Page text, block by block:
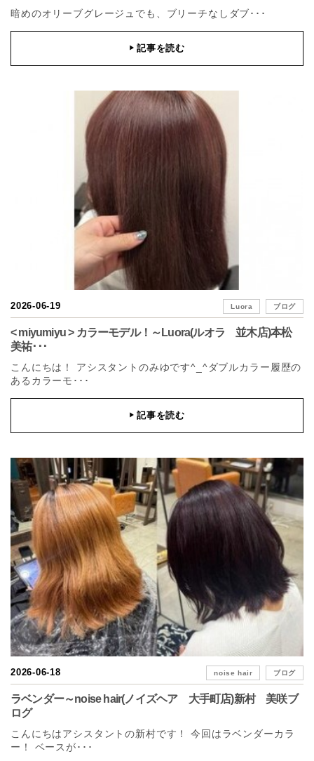
暗めのオリーブグレージュでも、ブリーチなしダブ･･･
▶記事を読む
2026-06-19 Luora ブログ
< miyumiyu > カラーモデル！～Luora(ルオラ 並木店)本松
美祐･･･
こんにちは！ アシスタントのみゆです^_^ダブルカラー履歴の
あるカラーモ･･･
▶記事を読む
2026-06-18 noise hair ブログ
ラベンダー～noise hair(ノイズヘア 大手町店)新村 美咲ブ
ログ
こんにちはアシスタントの新村です！ 今回はラベンダーカラ
ー！ ベースが･･･